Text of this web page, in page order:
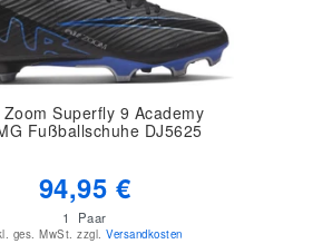
Zoom Superfly 9 Academy
Fußballschuhe DJ5625
94,95 €
1 Paar
ges. MwSt. zzgl. Versandkosten